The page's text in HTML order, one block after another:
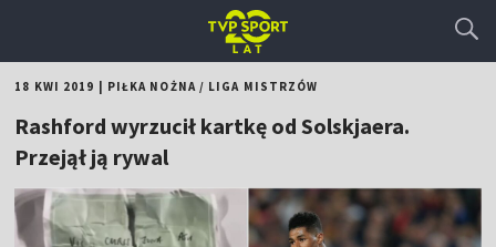
18 KWI 2019 PIŁKA NOŻNA/ LIGA MISTRZÓW
Rashford wyrzucił kartkę od Solskjaera.
Przejął ją rywal